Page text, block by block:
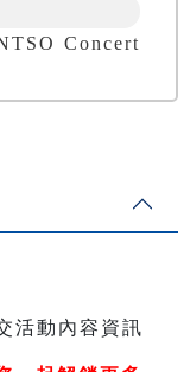
Concert